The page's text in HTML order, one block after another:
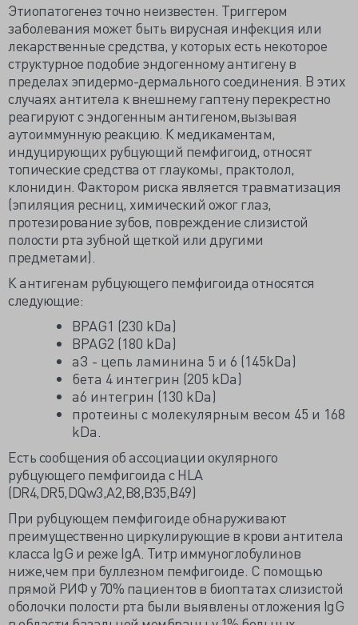
Этиопатогенез точно неизвестен. Триггером
заболевания может быть вирусная инфекция или
лекарственные средства, у которых есть некоторое
структурное подобие эндогенному антигену в
пределах эпидермо-дермального соединения. В этих
случаях антитела к внешнему гаптену перекрестно
реагируют с эндогенным антигеном,вызывая
аутоиммунную реакцию. К медикаментам,
индуцирующих рубцующий пемфигоид, относят
топические средства от глаукомы, практолол,
клонидин. Фактором риска является травматизация
(эпиляция ресниц, химический ожог глаз,
протезирование зубов, повреждение слизистой
полости рта зубной щеткой или другими
предметами).
К антигенам рубцующего пемфигоида относятся
следующие:
BPAG1 (230 kDa)
BPAG2 (180 kDa)
аЗ - цепь ламинина 5 и 6 (145kDa)
бета 4 интегрин (205 kDa)
а6 интегрин (130 kDa)
протеины с молекулярным весом 45 и 168
kDa.
Есть сообщения об ассоциации окулярного
рубцующего пемфигоида с HLA
(DR4,DR5,DQw3,А2,В8,В35,В49)
При рубцующем пемфигоиде обнаруживают
преимущественно циркулирующие в крови антитела
класса IgG и реже IgA. Титр иммуноглобулинов
ниже,чем при буллезном пемфигоиде. С помощью
прямой РИФ у 70% пациентов в биоптатах слизистой
оболочки полости рта были выявлены отложения IgG